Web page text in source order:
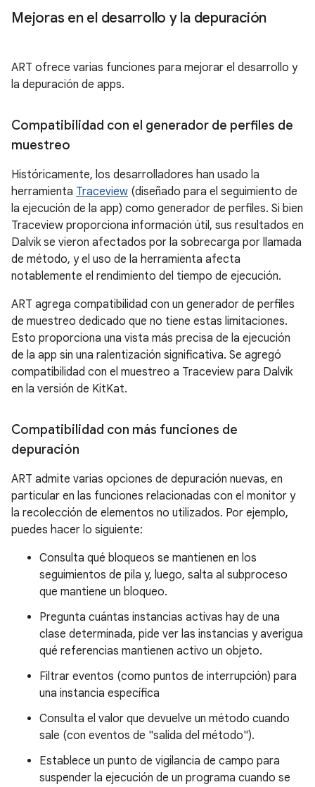
Mejoras en el desarrollo y la depuración
ART ofrece varias funciones para mejorar el desarrollo y
la depuración de apps.
Compatibilidad con el generador de perfiles de
muestreo
Históricamente, los desarrolladores han usado la
herramienta Traceview (diseñado para el seguimiento de
la ejecución de la app) como generador de perfiles. Si bien
Traceview proporciona información útil, sus resultados en
Dalvik se vieron afectados por la sobrecarga por llamada
de método, y el uso de la herramienta afecta
notablemente el rendimiento del tiempo de ejecución.
ART agrega compatibilidad con un generador de perfiles
de muestreo dedicado que no tiene estas limitaciones.
Esto proporciona una vista más precisa de la ejecución
de la app sin una ralentización significativa. Se agregó
compatibilidad con el muestreo a Traceview para Dalvik
en la versión de KitKat.
Compatibilidad con más funciones de
depuración
ART admite varias opciones de depuración nuevas, en
particular en las funciones relacionadas con el monitor y
la recolección de elementos no utilizados. Por ejemplo,
puedes hacer lo siguiente:
Consulta qué bloqueos se mantienen en los
seguimientos de pila y, luego, salta al subproceso
que mantiene un bloqueo.
Pregunta cuántas instancias activas hay de una
clase determinada, pide ver las instancias y averigua
qué referencias mantienen activo un objeto.
Filtrar eventos (como puntos de interrupción) para
una instancia específica
Consulta el valor que devuelve un método cuando
sale (con eventos de "salida del método").
Establece un punto de vigilancia de campo para
suspender la ejecución de un programa cuando se